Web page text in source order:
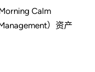
Calm
）资产